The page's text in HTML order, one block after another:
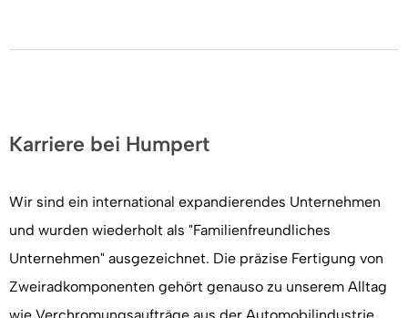
Karriere bei Humpert
Wir sind ein international expandierendes Unternehmen
und wurden wiederholt als "Familienfreundliches
Unternehmen" ausgezeichnet. Die präzise Fertigung von
Zweiradkomponenten gehört genauso zu unserem Alltag